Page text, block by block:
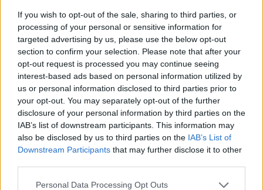
If you wish to opt-out of the sale, sharing to third parties, or
processing of your personal or sensitive information for
targeted advertising by us, please use the below opt-out
section to confirm your selection. Please note that after your
opt-out request is processed you may continue seeing
interest-based ads based on personal information utilized by
us or personal information disclosed to third parties prior to
your opt-out. You may separately opt-out of the further
disclosure of your personal information by third parties on the
IAB’s list of downstream participants. This information may
also be disclosed by us to third parties on the IAB’s List of
Downstream Participants that may further disclose it to other
Personal Data Processing Opt Outs
διάρκεια το ημιχρόνου. Κατά την επιστροφή
των ομάδων από τα αποδυτήρια μάλιστα
αντίκρυσε κόκκινη κάρτα.